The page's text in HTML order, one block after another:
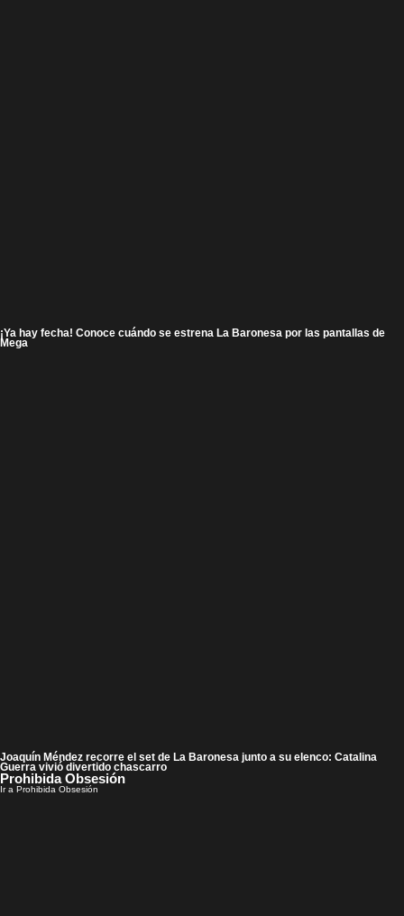
¡Ya hay fecha! Conoce cuándo se estrena La Baronesa por las pantallas de
Mega
Joaquín Méndez recorre el set de La Baronesa junto a su elenco: Catalina
Guerra vivió divertido chascarro
Prohibida Obsesión
Ir a Prohibida Obsesión